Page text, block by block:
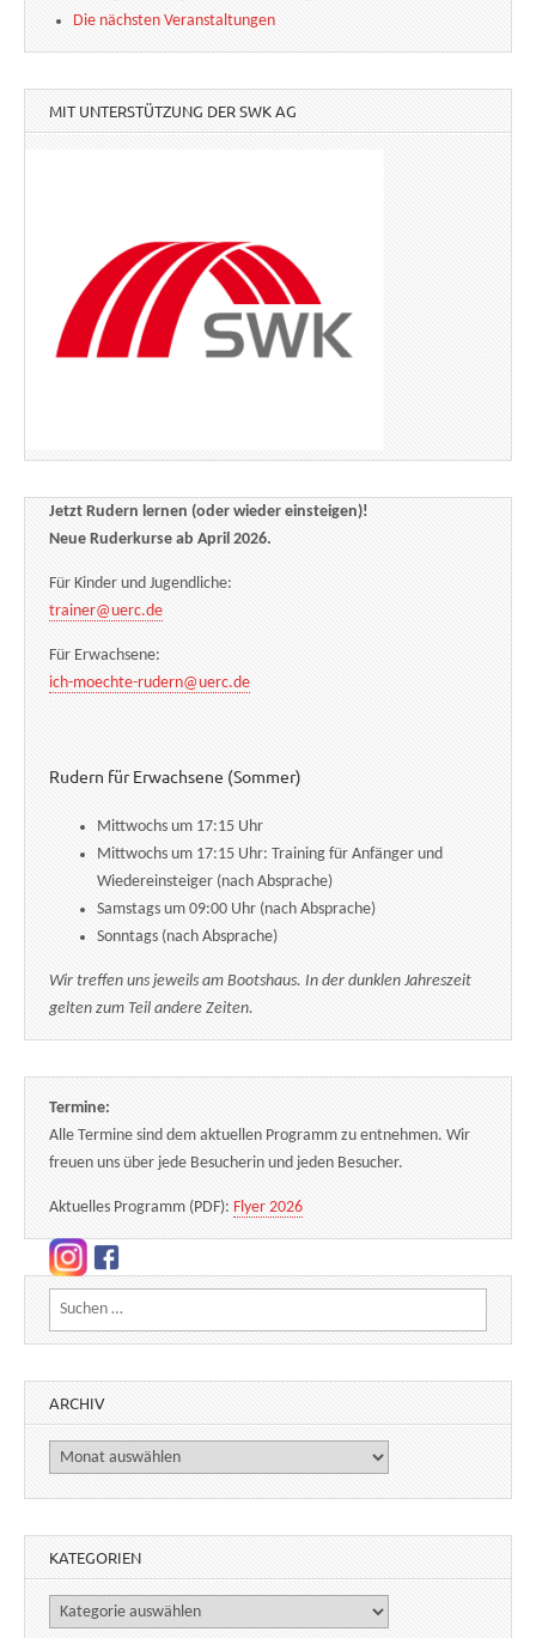
Die nächsten Veranstaltungen
MIT UNTERSTÜTZUNG DER SWK AG
Jetzt Rudern lernen (oder wieder einsteigen)!
Neue Ruderkurse ab April 2026.
Für Kinder und Jugendliche:
trainer@uerc.de
Für Erwachsene:
ich-moechte-rudern@uerc.de
Rudern für Erwachsene (Sommer)
Mittwochs um 17:15 Uhr
Mittwochs um 17:15 Uhr: Training für Anfänger und
Wiedereinsteiger (nach Absprache)
Samstags um 09:00 Uhr (nach Absprache)
Sonntags (nach Absprache)
Wir treffen uns jeweils am Bootshaus. In der dunklen Jahreszeit
gelten zum Teil andere Zeiten.
Termine:
Alle Termine sind dem aktuellen Programm zu entnehmen. Wir
freuen uns über jede Besucherin und jeden Besucher.
Aktuelles Programm (PDF): Flyer 2026
Suchen nach:
ARCHIV
Archiv
KATEGORIEN
Kategorien